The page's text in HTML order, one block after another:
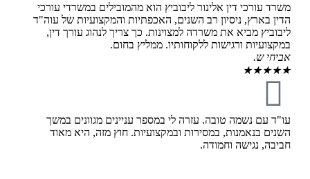
משרד עורכי דין אלינור ליבוביץ הוא מהמובילים במשרדי עורכי
הדין בארץ, ניסיון רב השנים, האכפתיות והמקצועיות של עוה"ד
ליבוביץ מביא את משרדה למצוינות. כך צריך לנהוג עורך דין,
במקצועיות ורגישות ללקוחותיו. ממליץ בחום.
אביחי ש.
★
★
★
★
★
עו"ד עם נשמה טובה. עזרה לי במספר עניינים מגוונים במשך
השנים בנאמנות, במסירות ובמקצועיות. חוץ מזה, היא מאוד
חביבה, נגישה וחמודה.